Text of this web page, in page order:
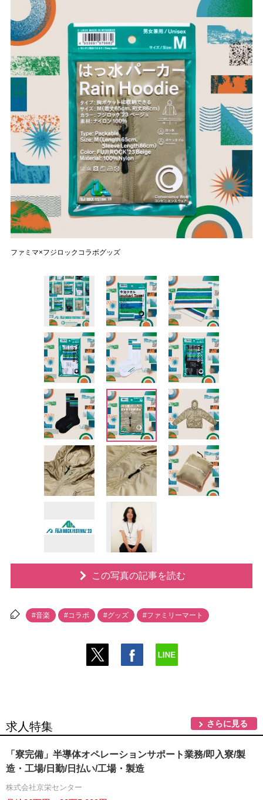
ファミマ×フジロックコラボグッズ
この写真の記事を読む
#音楽 #コラボ #グッズ #ファミリーマート
求人特集 さらに見る
「寮完備」半導体オペレーションサポート業務/即入寮/製
造・工場/日勤/日払い/工場・製造
株式会社京栄センター